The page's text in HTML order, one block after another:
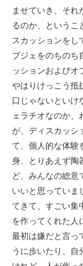
ませていき、そ
るのか、というこ
スカッションをし
ブジェをのちのち
ッションおよびオ
やはりけっこう抵
口じゃないといけ
ェラチオなのか、
が、ディスカッシ
て、個人的な体験
身、とりあえず陶
ど、みんなの総意
いいと思っていま
てきて、すごい集
を作ってくれた人
最初は嫌だと言っ
うに歩いたり、自